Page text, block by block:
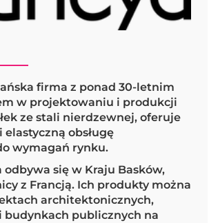
firma z ponad 30-letnim
w projektowaniu i produkcji
ze stali nierdzewnej, oferuje
obsługę
wymagań rynku.
odbywa się w Kraju Basków,
z Francją. Ich produkty można
architektonicznych,
budynkach publicznych na